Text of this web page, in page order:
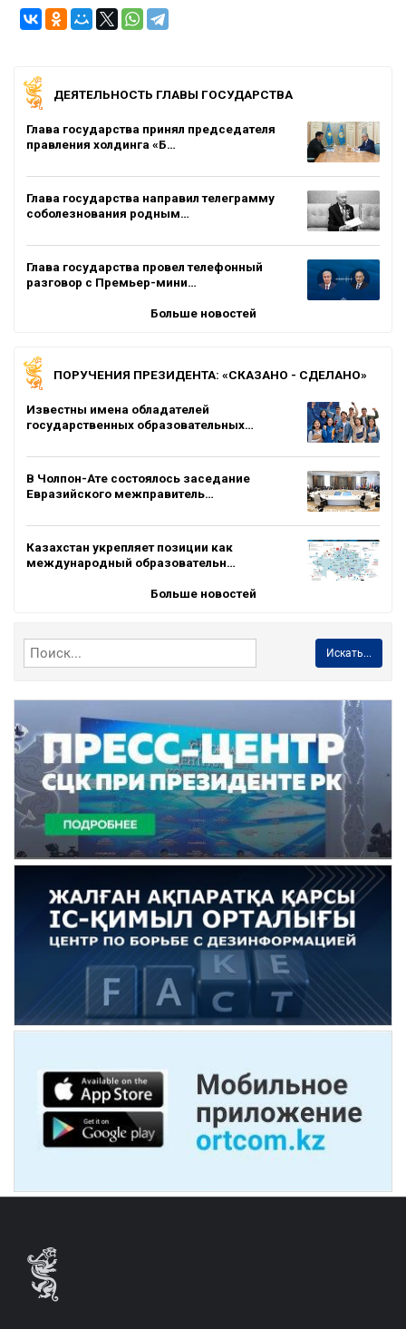
ДЕЯТЕЛЬНОСТЬ ГЛАВЫ ГОСУДАРСТВА
Глава государства принял председателя
правления холдинга «Б…
Глава государства направил телеграмму
соболезнования родным…
Глава государства провел телефонный
разговор с Премьер-мини…
Больше новостей
ПОРУЧЕНИЯ ПРЕЗИДЕНТА: «СКАЗАНО - СДЕЛАНО»
Известны имена обладателей
государственных образовательных…
В Чолпон-Ате состоялось заседание
Евразийского межправитель…
Казахстан укрепляет позиции как
международный образовательн…
Больше новостей
Искать...